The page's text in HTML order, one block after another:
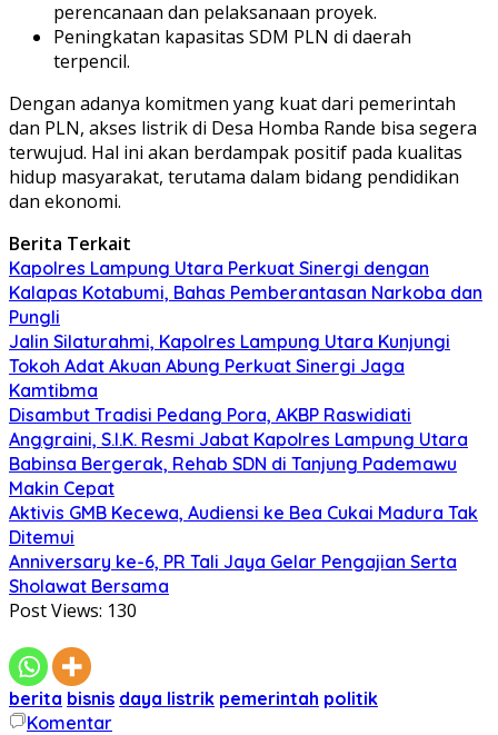
perencanaan dan pelaksanaan proyek.
Peningkatan kapasitas SDM PLN di daerah
terpencil.
Dengan adanya komitmen yang kuat dari pemerintah
dan PLN, akses listrik di Desa Homba Rande bisa segera
terwujud. Hal ini akan berdampak positif pada kualitas
hidup masyarakat, terutama dalam bidang pendidikan
dan ekonomi.
Berita Terkait
Kapolres Lampung Utara Perkuat Sinergi dengan
Kalapas Kotabumi, Bahas Pemberantasan Narkoba dan
Pungli
Jalin Silaturahmi, Kapolres Lampung Utara Kunjungi
Tokoh Adat Akuan Abung Perkuat Sinergi Jaga
Kamtibma
Disambut Tradisi Pedang Pora, AKBP Raswidiati
Anggraini, S.I.K. Resmi Jabat Kapolres Lampung Utara
Babinsa Bergerak, Rehab SDN di Tanjung Pademawu
Makin Cepat
Aktivis GMB Kecewa, Audiensi ke Bea Cukai Madura Tak
Ditemui
Anniversary ke-6, PR Tali Jaya Gelar Pengajian Serta
Sholawat Bersama
Post Views: 130
berita bisnis daya listrik pemerintah politik
Komentar